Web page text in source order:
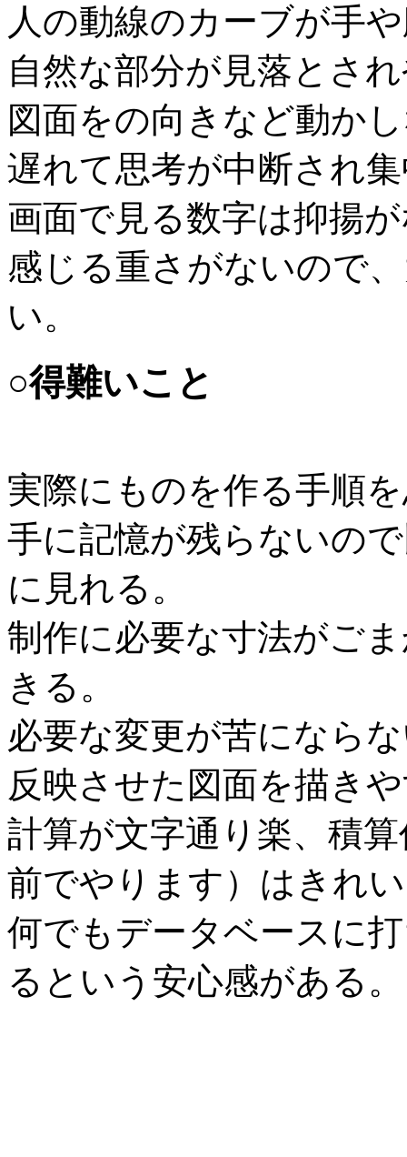
人の動線のカーブが手
自然な部分が見落とさ
図面をの向きなど動か
遅れて思考が中断され
画面で見る数字は抑揚
感じる重さがないので
い。
○得難いこと
実際にものを作る手順
手に記憶が残らないの
に見れる。
制作に必要な寸法がご
きる。
必要な変更が苦になら
反映させた図面を描き
計算が文字通り楽、積
前でやります）はきれ
何でもデータベースに
るという安心感がある。